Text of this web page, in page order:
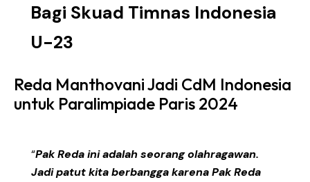
Bagi Skuad Timnas Indonesia
U-23
Reda Manthovani Jadi CdM Indonesia
untuk Paralimpiade Paris 2024
“Pak Reda ini adalah seorang olahragawan.
Jadi patut kita berbangga karena Pak Reda